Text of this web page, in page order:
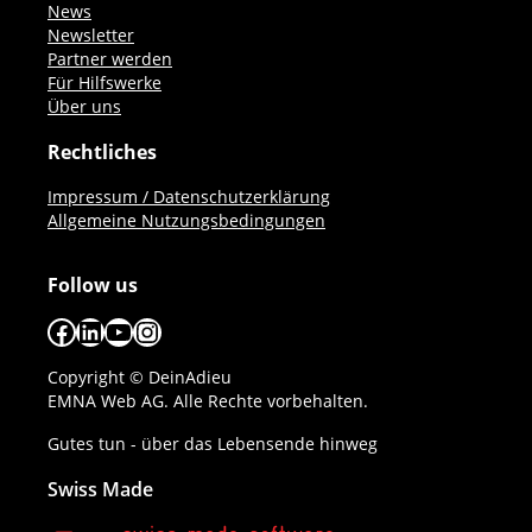
News
Newsletter
Partner werden
Für Hilfswerke
Über uns
Rechtliches
Impressum / Datenschutzerklärung
Allgemeine Nutzungsbedingungen
Follow us
Facebook
LinkedIn
YouTube
Instagram
Copyright © DeinAdieu
EMNA Web AG. Alle Rechte vorbehalten.
Gutes tun - über das Lebensende hinweg
Swiss Made